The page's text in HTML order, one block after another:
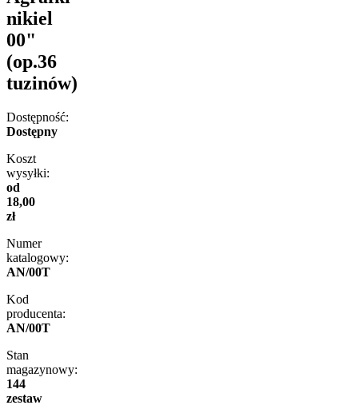
nikiel
00"
(op.36
tuzinów)
Dostępność:
Dostępny
Koszt
wysyłki:
od
18,00
zł
Numer
katalogowy:
AN/00T
Kod
producenta:
AN/00T
Stan
magazynowy:
144
zestaw